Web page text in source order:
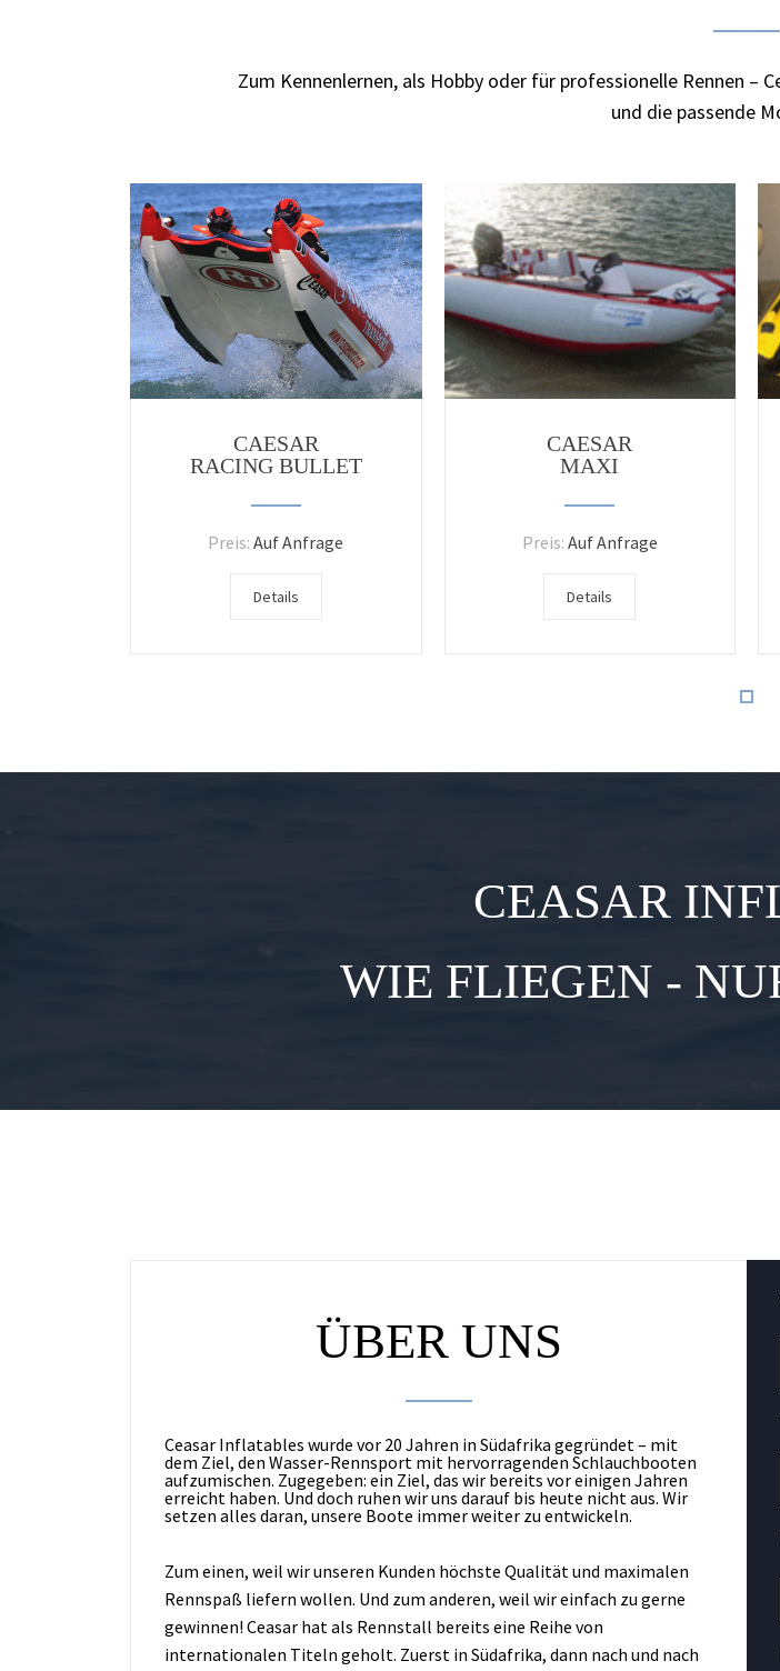
Zum Kennenlernen, als Hobby oder für professionelle Rennen
und die passende
CAESAR
RACING BULLET
Preis: Auf Anfrage
Details
CAESAR
MAXI
Preis: Auf Anfrage
Details
CEASAR
WIE FLIEGEN -
ÜBER UNS
Ceasar Inflatables wurde vor 20 Jahren in Südafrika gegründet – mit
dem Ziel, den Wasser-Rennsport mit hervorragenden Schlauchbooten
aufzumischen. Zugegeben: ein Ziel, das wir bereits vor einigen Jahren
erreicht haben. Und doch ruhen wir uns darauf bis heute nicht aus. Wir
setzen alles daran, unsere Boote immer weiter zu entwickeln.
Zum einen, weil wir unseren Kunden höchste Qualität und maximalen
Rennspaß liefern wollen. Und zum anderen, weil wir einfach zu gerne
gewinnen! Ceasar hat als Rennstall bereits eine Reihe von
internationalen Titeln geholt. Zuerst in Südafrika, dann nach und nach